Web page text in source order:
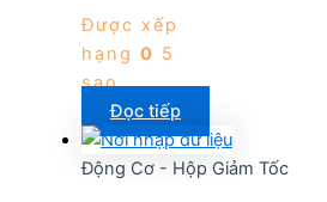
Được xếp
hạng 0 5
sao
Đọc tiếp
Động Cơ - Hộp Giảm Tốc